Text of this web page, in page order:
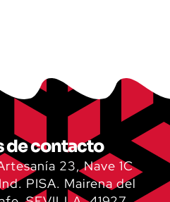
de contacto
23, Nave 1C
PISA. Mairena del